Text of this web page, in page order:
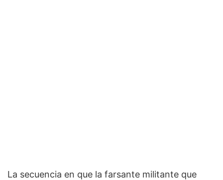
La secuencia en que la farsante militante que